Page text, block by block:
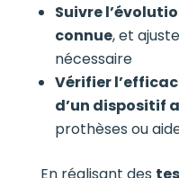
Suivre
connue, et
nécessaire
Vérifier
d’un dispositif
prothèses ou